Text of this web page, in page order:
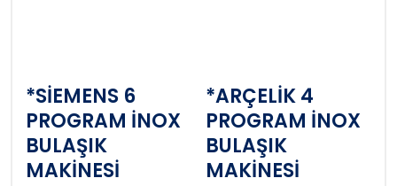
*SİEMENS 6
PROGRAM İNOX
BULAŞIK
MAKİNESİ
*ARÇELİK 4
PROGRAM İNOX
BULAŞIK
MAKİNESİ